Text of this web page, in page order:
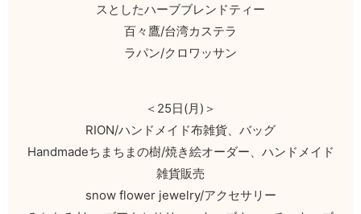
スとしたハーブブレンドティー
百々鷹/台湾カステラ
ラパン/クロワッサン
＜25日(月)＞
RION/ハンドメイド布雑貨、バッグ
Handmadeちまちまの樹/焼き絵オーダー、ハンドメイド
雑貨販売
snow flower jewelry/アクセサリー